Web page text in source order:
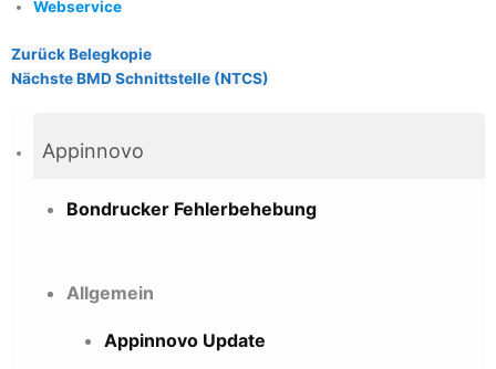
Appinnovo
Bondrucker Fehlerbehebung
Allgemein
Appinnovo Update
Webservice
ZurückBelegkopie
NächsteBMD Schnittstelle (NTCS)